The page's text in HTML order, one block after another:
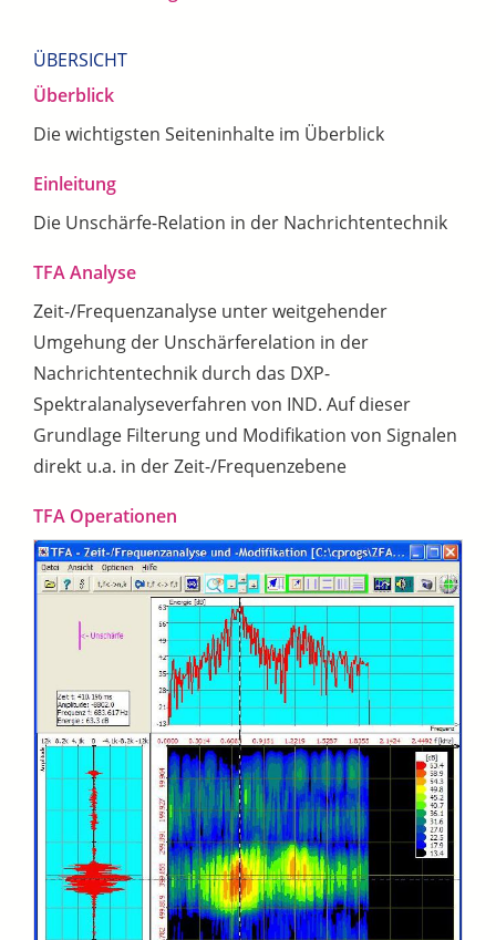
ÜBERSICHT
Überblick
Die wichtigsten Seiteninhalte im Überblick
Einleitung
Die Unschärfe-Relation in der Nachrichtentechnik
TFA Analyse
Zeit-/Frequenzanalyse unter weitgehender
Umgehung der Unschärferelation in der
Nachrichtentechnik durch das DXP-
Spektralanalyseverfahren von IND. Auf dieser
Grundlage Filterung und Modifikation von Signalen
direkt u.a. in der Zeit-/Frequenzebene
TFA Operationen